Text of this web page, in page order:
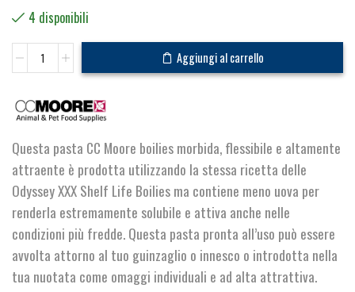
4 disponibili
Odyssey
XXX
Life
Paste
quantità
Aggiungi al carrello
Questa pasta CC Moore boilies morbida, flessibile e altamente
attraente è prodotta utilizzando la stessa ricetta delle
Odyssey XXX Shelf Life Boilies ma contiene meno uova per
renderla estremamente solubile e attiva anche nelle
condizioni più fredde. Questa pasta pronta all’uso può essere
avvolta attorno al tuo guinzaglio o innesco o introdotta nella
tua nuotata come omaggi individuali e ad alta attrattiva.